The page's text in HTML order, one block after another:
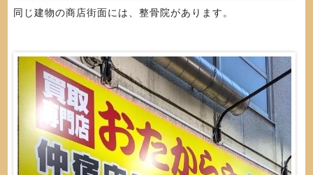
同じ建物の商店街面には、整骨院があります。